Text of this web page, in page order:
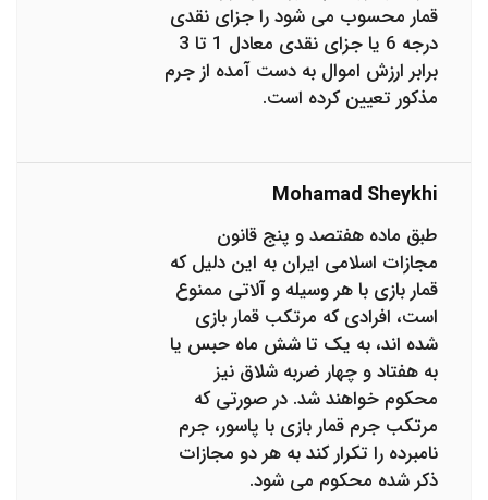
قمار محسوب می شود را جزای نقدی
درجه 6 یا جزای نقدی معادل 1 تا 3
برابر ارزش اموال به دست آمده از جرم
مذکور تعیین کرده است.
Mohamad Sheykhi
طبق ماده هفتصد و پنج قانون
مجازات اسلامی ایران به این دلیل که
قمار بازی با هر وسیله و آلاتی ممنوع
است، افرادی که مرتکب قمار بازی
شده اند، به یک تا شش ماه حبس یا
به هفتاد و چهار ضربه شلاق نیز
محکوم خواهند شد. در صورتی که
مرتکب جرم قمار بازی با پاسور، جرم
نامبرده را تکرار کند به هر دو مجازات
ذکر شده محکوم می شود.